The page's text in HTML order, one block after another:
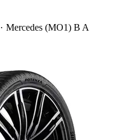
Mercedes (MO1) Etykieta:
B A